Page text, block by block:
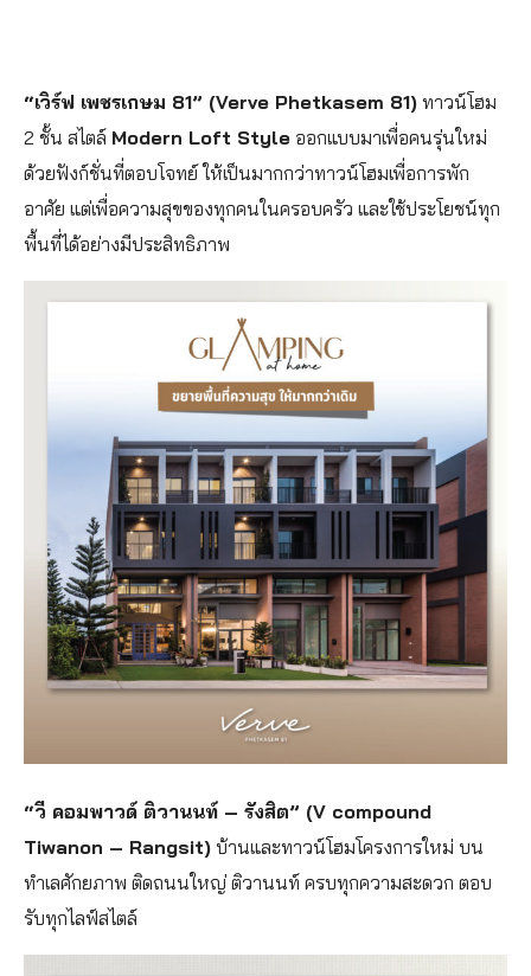
“เวิร์ฟ เพชรเกษม 81” (Verve Phetkasem 81) ทาวน์โฮม
2 ชั้น สไตล์ Modern Loft Style ออกแบบมาเพื่อคนรุ่นใหม่
ด้วยฟังก์ชั่นที่ตอบโจทย์ ให้เป็นมากกว่าทาวน์โฮมเพื่อการพัก
อาศัย แต่เพื่อความสุขของทุกคนในครอบครัว และใช้ประโยชน์ทุก
พื้นที่ได้อย่างมีประสิทธิภาพ
“วี คอมพาวด์ ติวานนท์ – รังสิต” (V compound
Tiwanon – Rangsit) บ้านและทาวน์โฮมโครงการใหม่ บน
ทำเลศักยภาพ ติดถนนใหญ่ ติวานนท์ ครบทุกความสะดวก ตอบ
รับทุกไลฟ์สไตล์